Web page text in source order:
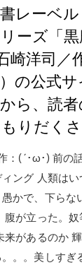
レーベ
ーズ「
崎洋司／
の公式
ら、読
りだくさ
：(´･ω･) 前の
ング 人類はい
かで、下らな
腹が立った。
来があるのか
。。美しすぎ